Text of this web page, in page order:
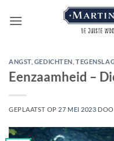
naar
ANGST, GEDICHTEN ,
Eenzaamheid –
GEPLAATST OP 27 MEI 2023